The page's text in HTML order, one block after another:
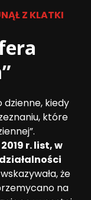
Z KLATKI
dzienne, kiedy
które
r. list, w
że
na